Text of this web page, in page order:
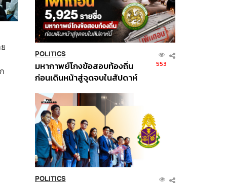
POLITICS
มหากาพย์โกงข้อสอบท้องถิ่น
ก่อนเดินหน้าสู่จุดจบในสัปดาห์
553
POLITICS